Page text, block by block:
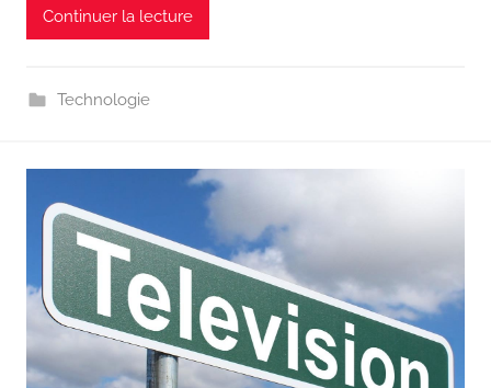
Continuer la lecture
Technologie